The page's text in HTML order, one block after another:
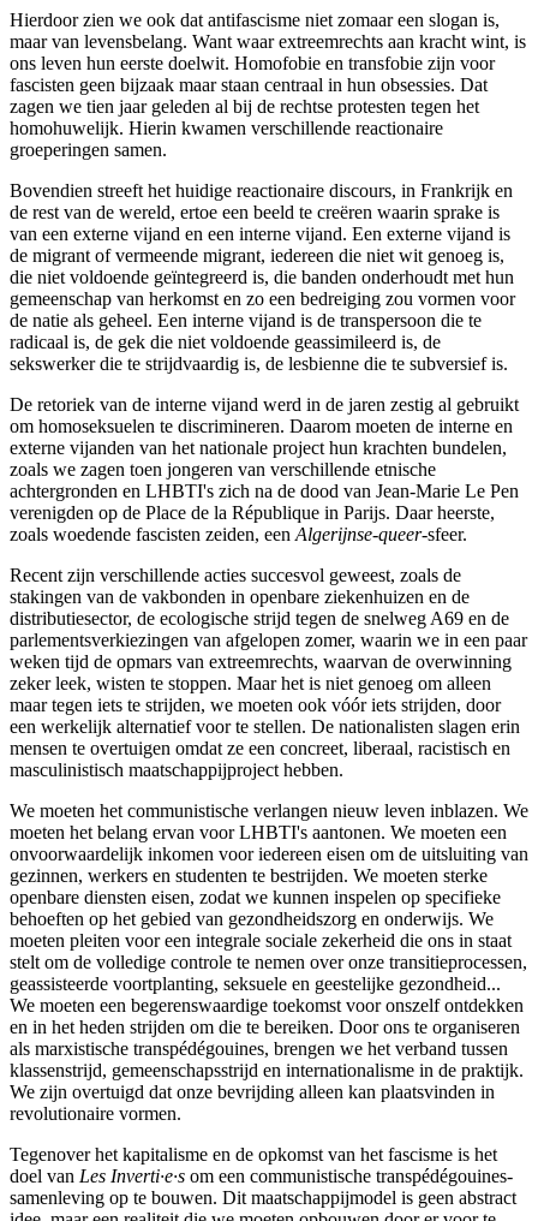
Hierdoor zien we ook dat antifascisme niet zomaar een slogan is,
maar van levensbelang. Want waar extreemrechts aan kracht wint, is
ons leven hun eerste doelwit. Homofobie en transfobie zijn voor
fascisten geen bijzaak maar staan centraal in hun obsessies. Dat
zagen we tien jaar geleden al bij de rechtse protesten tegen het
homohuwelijk. Hierin kwamen verschillende reactionaire
groeperingen samen.
Bovendien streeft het huidige reactionaire discours, in Frankrijk en
de rest van de wereld, ertoe een beeld te creëren waarin sprake is
van een externe vijand en een interne vijand. Een externe vijand is
de migrant of vermeende migrant, iedereen die niet wit genoeg is,
die niet voldoende geïntegreerd is, die banden onderhoudt met hun
gemeenschap van herkomst en zo een bedreiging zou vormen voor
de natie als geheel. Een interne vijand is de transpersoon die te
radicaal is, de gek die niet voldoende geassimileerd is, de
sekswerker die te strijdvaardig is, de lesbienne die te subversief is.
De retoriek van de interne vijand werd in de jaren zestig al gebruikt
om homoseksuelen te discrimineren. Daarom moeten de interne en
externe vijanden van het nationale project hun krachten bundelen,
zoals we zagen toen jongeren van verschillende etnische
achtergronden en LHBTI's zich na de dood van Jean-Marie Le Pen
verenigden op de Place de la République in Parijs. Daar heerste,
zoals woedende fascisten zeiden, een Algerijnse-queer-sfeer.
Recent zijn verschillende acties succesvol geweest, zoals de
stakingen van de vakbonden in openbare ziekenhuizen en de
distributiesector, de ecologische strijd tegen de snelweg A69 en de
parlementsverkiezingen van afgelopen zomer, waarin we in een paar
weken tijd de opmars van extreemrechts, waarvan de overwinning
zeker leek, wisten te stoppen. Maar het is niet genoeg om alleen
maar tegen iets te strijden, we moeten ook vóór iets strijden, door
een werkelijk alternatief voor te stellen. De nationalisten slagen erin
mensen te overtuigen omdat ze een concreet, liberaal, racistisch en
masculinistisch maatschappijproject hebben.
We moeten het communistische verlangen nieuw leven inblazen. We
moeten het belang ervan voor LHBTI's aantonen. We moeten een
onvoorwaardelijk inkomen voor iedereen eisen om de uitsluiting van
gezinnen, werkers en studenten te bestrijden. We moeten sterke
openbare diensten eisen, zodat we kunnen inspelen op specifieke
behoeften op het gebied van gezondheidszorg en onderwijs. We
moeten pleiten voor een integrale sociale zekerheid die ons in staat
stelt om de volledige controle te nemen over onze transitieprocessen,
geassisteerde voortplanting, seksuele en geestelijke gezondheid...
We moeten een begerenswaardige toekomst voor onszelf ontdekken
en in het heden strijden om die te bereiken. Door ons te organiseren
als marxistische transpédégouines, brengen we het verband tussen
klassenstrijd, gemeenschapsstrijd en internationalisme in de praktijk.
We zijn overtuigd dat onze bevrijding alleen kan plaatsvinden in
revolutionaire vormen.
Tegenover het kapitalisme en de opkomst van het fascisme is het
doel van Les Inverti·e·s om een communistische transpédégouines-
samenleving op te bouwen. Dit maatschappijmodel is geen abstract